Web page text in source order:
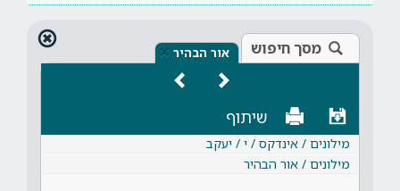
מסך חיפוש אור הבהיר ×
שיתוף
מילונים / אינדקס / י / יעקב
מילונים / אור הבהיר